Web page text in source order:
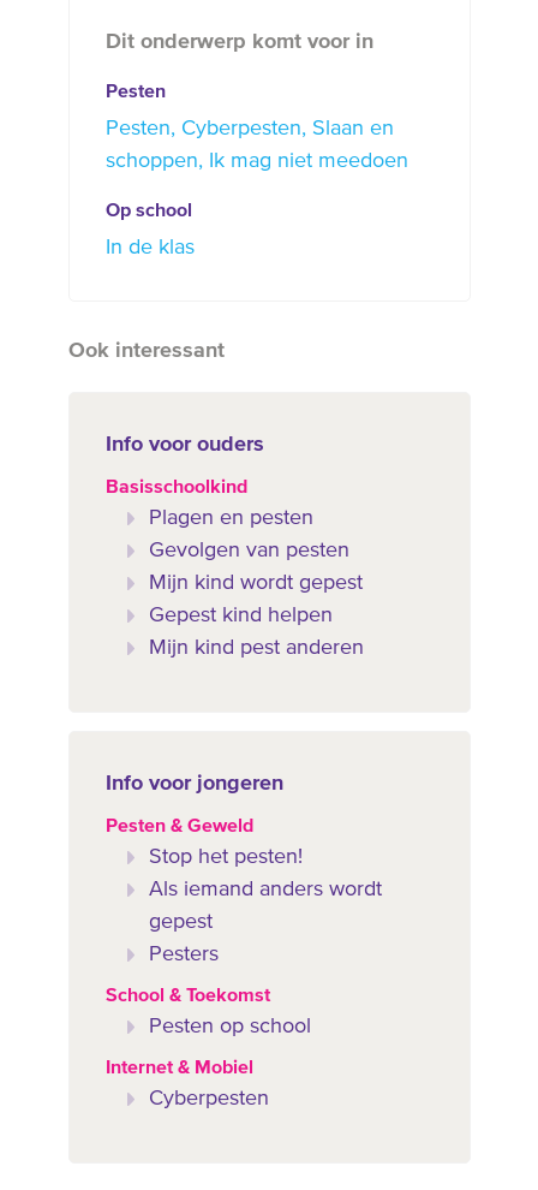
Dit onderwerp komt voor in
Pesten
Pesten Cyberpesten
Slaan en
schoppen
Ik mag niet meedoen
Op school
In de klas
Ook interessant
Info voor ouders
Basisschoolkind
Plagen en pesten
Gevolgen van pesten
Mijn kind wordt gepest
Gepest kind helpen
Mijn kind pest anderen
Info voor jongeren
Pesten & Geweld
Stop het pesten!
Als iemand anders wordt
gepest
Pesters
School & Toekomst
Pesten op school
Internet & Mobiel
Cyberpesten